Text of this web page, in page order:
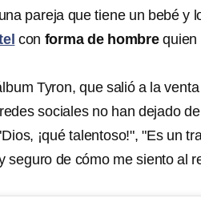
pareja que tiene un bebé y
con forma de hombrequien
Tyron, que salió a la
sociales no han dejado
¡qué talentoso!", "Es un
seguro de cómo me siento al